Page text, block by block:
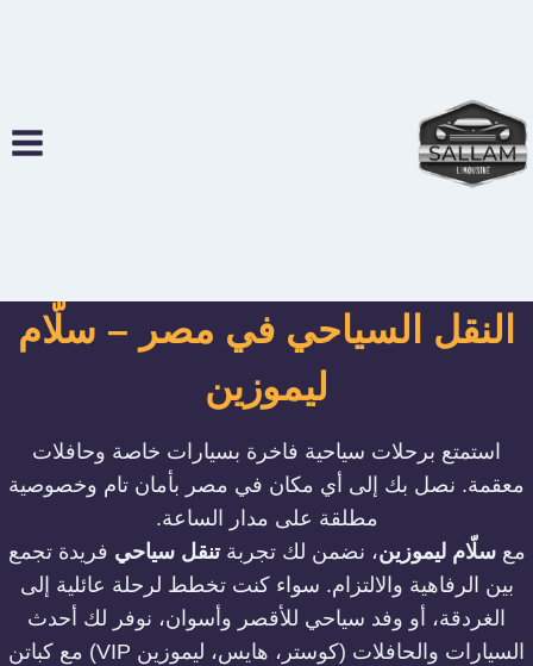
النقل السياحي في مصر – سلّام
ليموزين
استمتع برحلات سياحية فاخرة بسيارات خاصة وحافلات
معقمة. نصل بك إلى أي مكان في مصر بأمان تام وخصوصية
مطلقة على مدار الساعة.
معسلّام ليموزين، نضمن لك تجربةتنقل سياحي فريدة تجمع
بين الرفاهية والالتزام. سواء كنت تخطط لرحلة عائلية إلى
الغردقة، أو وفد سياحي للأقصر وأسوان، نوفر لك أحدث
السيارات والحافلات (كوستر، هايس، ليموزين VIP) مع كباتن